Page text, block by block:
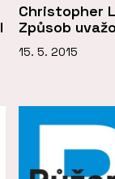
Christopher
Způsob
15. 5. 2015